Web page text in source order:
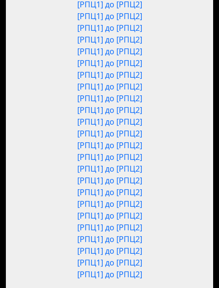
[РПЦ1] до [РПЦ2]
[РПЦ1] до [РПЦ2]
[РПЦ1] до [РПЦ2]
[РПЦ1] до [РПЦ2]
[РПЦ1] до [РПЦ2]
[РПЦ1] до [РПЦ2]
[РПЦ1] до [РПЦ2]
[РПЦ1] до [РПЦ2]
[РПЦ1] до [РПЦ2]
[РПЦ1] до [РПЦ2]
[РПЦ1] до [РПЦ2]
[РПЦ1] до [РПЦ2]
[РПЦ1] до [РПЦ2]
[РПЦ1] до [РПЦ2]
[РПЦ1] до [РПЦ2]
[РПЦ1] до [РПЦ2]
[РПЦ1] до [РПЦ2]
[РПЦ1] до [РПЦ2]
[РПЦ1] до [РПЦ2]
[РПЦ1] до [РПЦ2]
[РПЦ1] до [РПЦ2]
[РПЦ1] до [РПЦ2]
[РПЦ1] до [РПЦ2]
[РПЦ1] до [РПЦ2]